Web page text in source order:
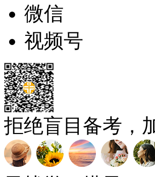
微信
视频号
拒绝盲目备考，